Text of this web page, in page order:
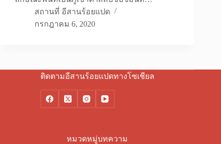
สถานที่ อีสานร้อยแปด
กรกฎาคม 6, 2020
ติดตามอีสานร้อยแปดทางโซเชียล
หมวดหมู่บทความ